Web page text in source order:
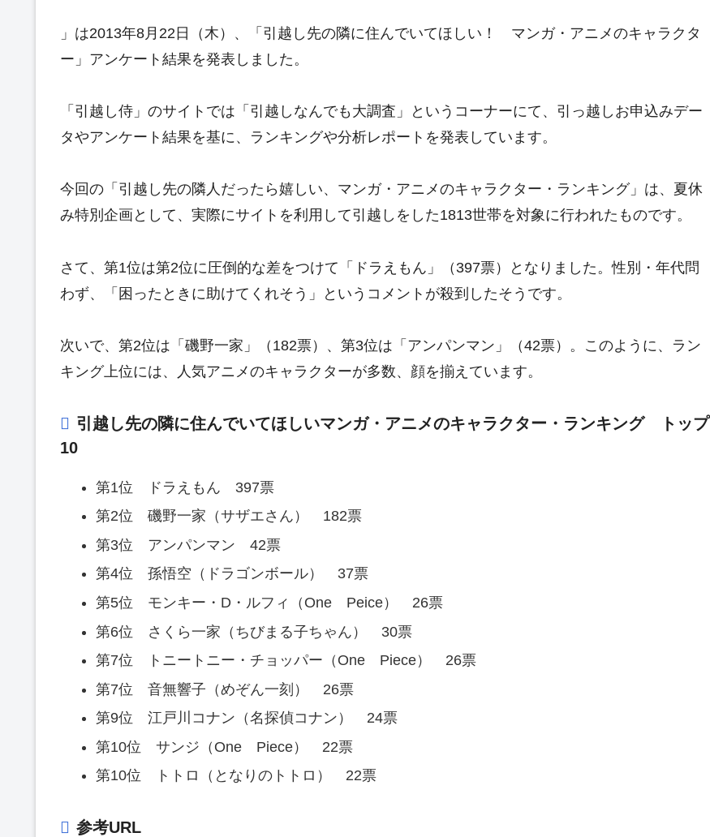
」は2013年8月22日（木）、「引越し先の隣に住んでいてほしい！ マンガ・アニメのキャラクタ
ー」アンケート結果を発表しました。
「引越し侍」のサイトでは「引越しなんでも大調査」というコーナーにて、引っ越しお申込みデー
タやアンケート結果を基に、ランキングや分析レポートを発表しています。
今回の「引越し先の隣人だったら嬉しい、マンガ・アニメのキャラクター・ランキング」は、夏休
み特別企画として、実際にサイトを利用して引越しをした1813世帯を対象に行われたものです。
さて、第1位は第2位に圧倒的な差をつけて「ドラえもん」（397票）となりました。性別・年代問
わず、「困ったときに助けてくれそう」というコメントが殺到したそうです。
次いで、第2位は「磯野一家」（182票）、第3位は「アンパンマン」（42票）。このように、ラン
キング上位には、人気アニメのキャラクターが多数、顔を揃えています。
引越し先の隣に住んでいてほしいマンガ・アニメのキャラクター・ランキング トップ
10
第1位 ドラえもん 397票
第2位 磯野一家（サザエさん） 182票
第3位 アンパンマン 42票
第4位 孫悟空（ドラゴンボール） 37票
第5位 モンキー・D・ルフィ（One Peice） 26票
第6位 さくら一家（ちびまる子ちゃん） 30票
第7位 トニートニー・チョッパー（One Piece） 26票
第7位 音無響子（めぞん一刻） 26票
第9位 江戸川コナン（名探偵コナン） 24票
第10位 サンジ（One Piece） 22票
第10位 トトロ（となりのトトロ） 22票
参考URL